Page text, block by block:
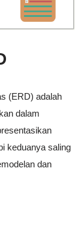
(ERD) adalah
dalam
keduanya saling
dan